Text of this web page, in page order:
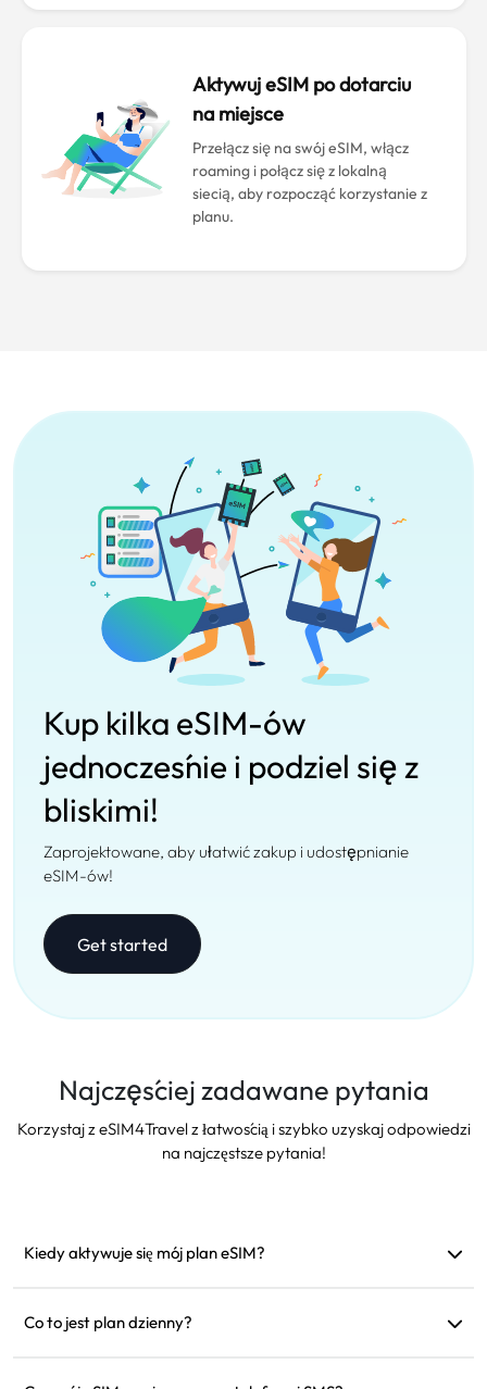
Aktywuj eSIM po dotarciu
na miejsce
Przełącz się na swój eSIM, włącz
roaming i połącz się z lokalną
siecią, aby rozpocząć korzystanie z
planu.
Kup kilka eSIM-ów
jednocześnie i podziel się z
bliskimi!
Zaprojektowane, aby ułatwić zakup i udostępnianie
eSIM-ów!
Get started
Najczęściej zadawane pytania
Korzystaj z eSIM4Travel z łatwością i szybko uzyskaj odpowiedzi
na najczęstsze pytania!
Kiedy aktywuje się mój plan eSIM?
Zalecamy instalację przed wyjazdem.
Co to jest plan dzienny?